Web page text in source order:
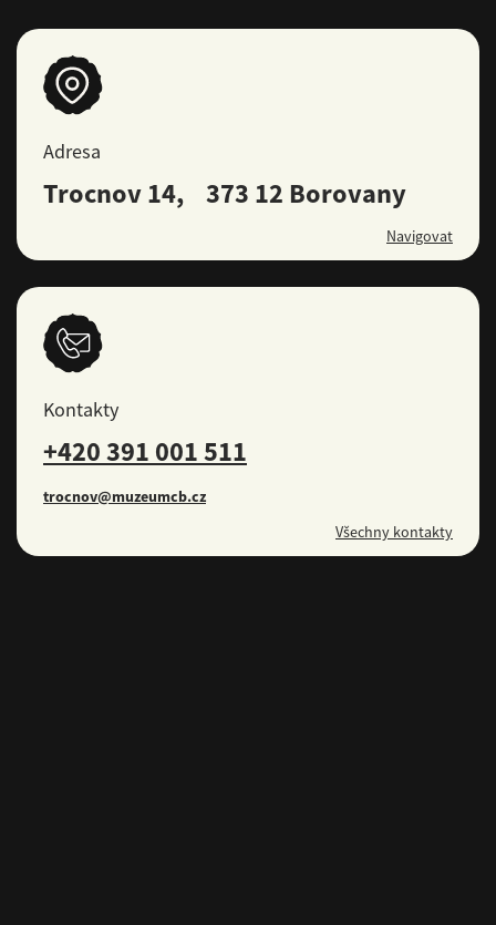
Adresa
Trocnov 14, 373 12 Borovany
Navigovat
Kontakty
+420 391 001 511
trocnov@muzeumcb.cz
Všechny kontakty